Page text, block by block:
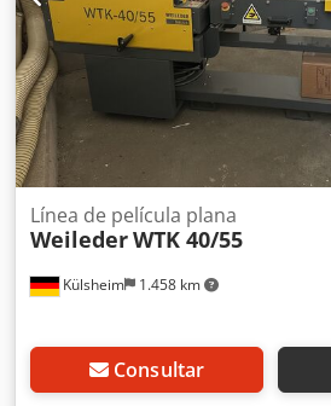
Külsheim 1.458 km
Línea de película plana
WeilederWTK 40/55
Consultar